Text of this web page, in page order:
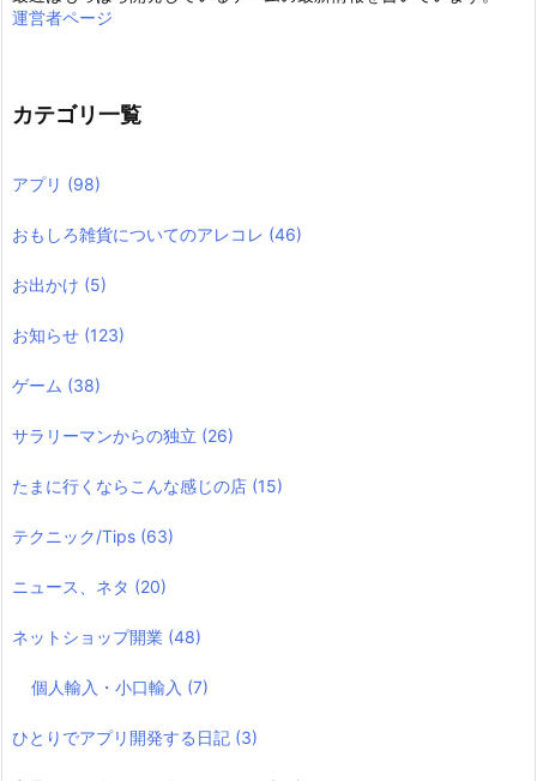
運営者ページ
カテゴリ一覧
アプリ (98)
おもしろ雑貨についてのアレコレ (46)
お出かけ (5)
お知らせ (123)
ゲーム (38)
サラリーマンからの独立 (26)
たまに行くならこんな感じの店 (15)
テクニック/Tips (63)
ニュース、ネタ (20)
ネットショップ開業 (48)
個人輸入・小口輸入 (7)
ひとりでアプリ開発する日記 (3)